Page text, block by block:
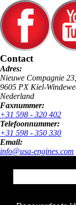
Contact
Adres:
Nieuwe Compagnie 23,
9605 PX Kiel-
Nederland
Faxnummer:
+31 598 - 320 402
Telefoonnummer:
+31 598 - 350 330
Email:
info@usa-engines.com